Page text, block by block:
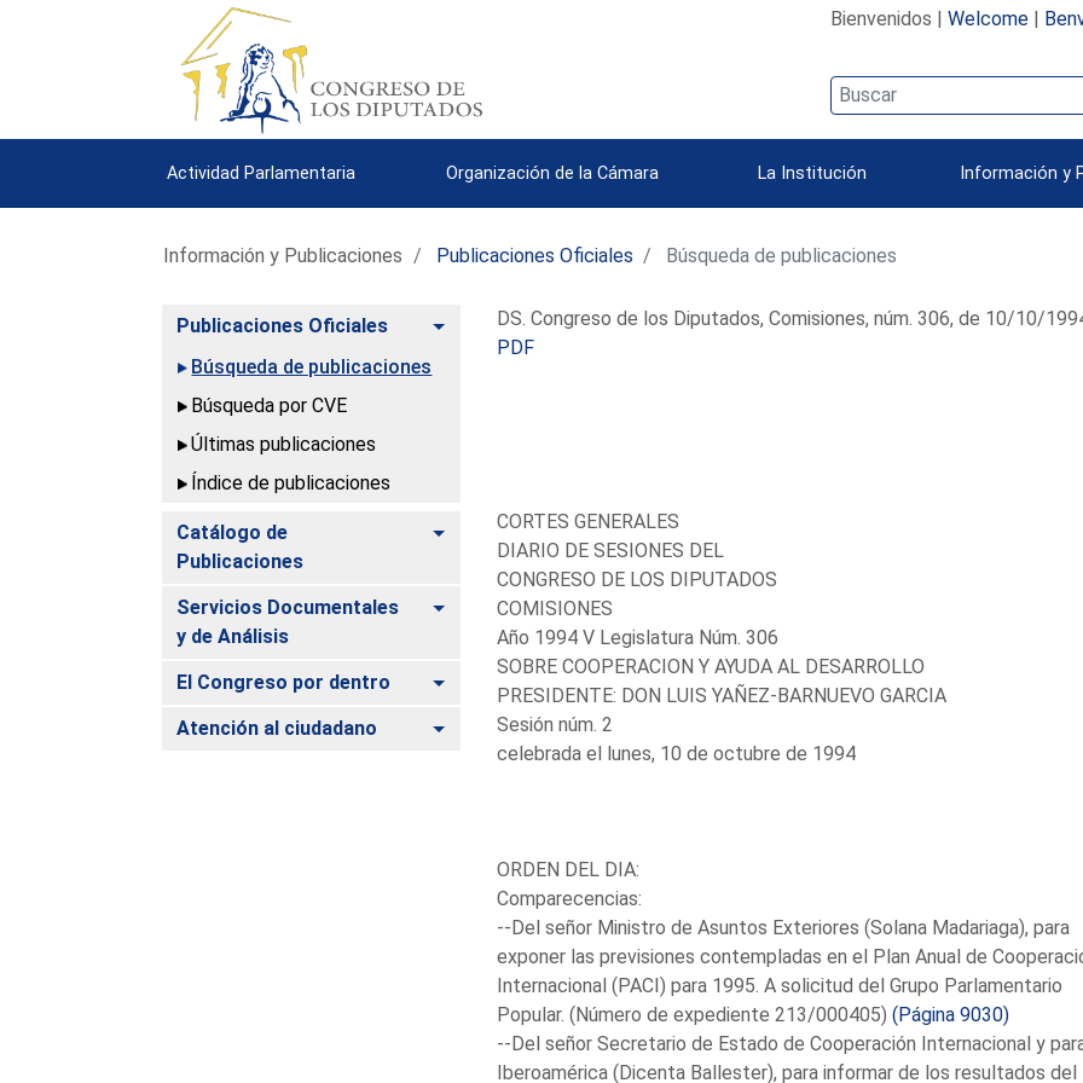
Bienvenidos | Welcome|
Actividad Parlamentaria Organización de la Cámara La Institución Información y
Información y Publicaciones Publicaciones Oficiales Búsqueda de publicaciones
Publicaciones Oficiales
Alternar
Búsqueda de publicaciones
Búsqueda por CVE
Últimas publicaciones
Índice de publicaciones
Catálogo de
Publicaciones
Alternar
Servicios Documentales
y de Análisis
Alternar
El Congreso por dentro Alternar
Atención al ciudadano Alternar
DS. Congreso de los Diputados, Comisiones, núm. 306, de 10/10/
PDF
CORTES GENERALES
DIARIO DE SESIONES DEL
CONGRESO DE LOS DIPUTADOS
COMISIONES
Año 1994 V Legislatura Núm. 306
SOBRE COOPERACION Y AYUDA AL DESARROLLO
PRESIDENTE: DON LUIS YAÑEZ-BARNUEVO GARCIA
Sesión núm. 2
celebrada el lunes, 10 de octubre de 1994
ORDEN DEL DIA:
Comparecencias:
--Del señor Ministro de Asuntos Exteriores (Solana Madariaga), para
exponer las previsiones contempladas en el Plan Anual de
Internacional (PACI) para 1995. A solicitud del Grupo Parlamentario
Popular. (Número de expediente 213/000405) (Página 9030)
--Del señor Secretario de Estado de Cooperación Internacional y
Iberoamérica (Dicenta Ballester), para informar de los resultados del